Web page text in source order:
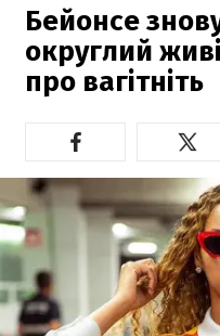
Бейонсе
округлий
про вагітніть